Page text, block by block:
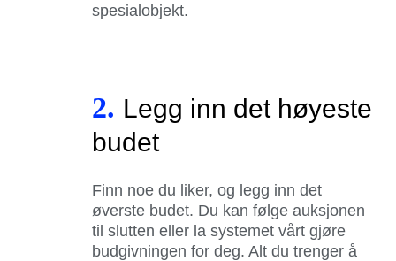
spesialobjekt.
2. Legg inn det høyeste
budet
Finn noe du liker, og legg inn det
øverste budet. Du kan følge auksjonen
til slutten eller la systemet vårt gjøre
budgivningen for deg. Alt du trenger å